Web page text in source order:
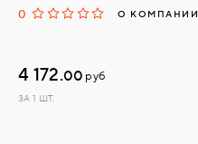
0 О КОМПАНИИ
4 172.00 руб
ЗА 1 ШТ.